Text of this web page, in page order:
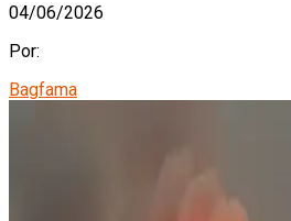
04/06/2026
Por:
Bagfama